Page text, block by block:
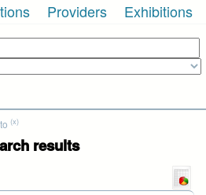
Providers Exhibitions
(x)
results